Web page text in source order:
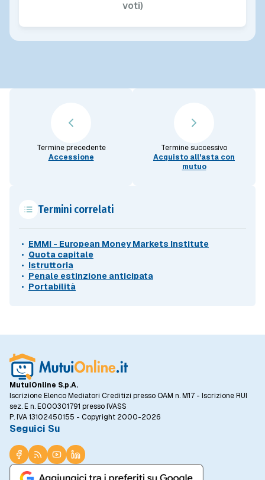
voti)
Termine precedente
Accessione
Termine successivo
Acquisto all'asta con
mutuo
Termini correlati
EMMI - European Money Markets Institute
Quota capitale
Istruttoria
Penale estinzione anticipata
Portabilità
MutuiOnline S.p.A.
Iscrizione Elenco Mediatori Creditizi presso OAM n. M17 - Iscrizione RUI
sez. E n. E000301791 presso IVASS
P. IVA 13102450155 - Copyright 2000-2026
Seguici Su